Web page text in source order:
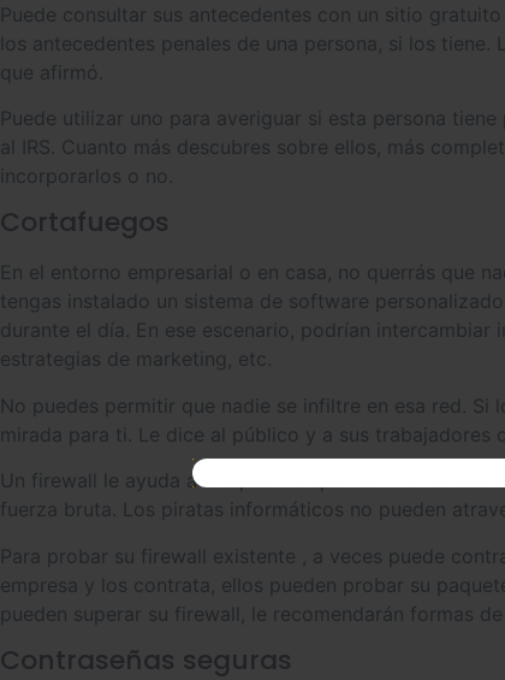
Puede consultar sus antecedentes con un sitio
los antecedentes penales de una persona, si los
que afirmó.
Puede utilizar uno para averiguar si esta persona
al IRS. Cuanto más descubres sobre ellos, más
incorporarlos o no.
Cortafuegos
En el entorno empresarial o en casa, no querrás que
tengas instalado un sistema de software
durante el día. En ese escenario, podrían
estrategias de marketing, etc.
No puedes permitir que nadie se infiltre en esa red. Si
mirada para ti. Le dice al público y a sus trabajadores
Un firewall le ayuda a bloquear lo que los miembros
fuerza bruta. Los piratas informáticos no pueden
Para probar su firewall existente , a veces puede
empresa y los contrata, ellos pueden probar su
pueden superar su firewall, le recomendarán formas
Contraseñas seguras